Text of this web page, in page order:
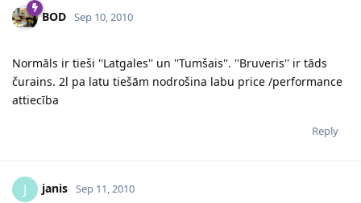
BOD Sep 10, 2010
Normāls ir tieši ''Latgales'' un ''Tumšais''. ''Bruveris'' ir tāds
čurains. 2l pa latu tiešām nodrošina labu price /performance
attiecība
Reply
J janis Sep 11, 2010